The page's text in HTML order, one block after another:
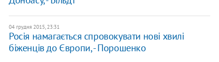
04 грудня 2015, 23:31
Росія намагається спровокувати нові хвилі
біженців до Європи, - Порошенко